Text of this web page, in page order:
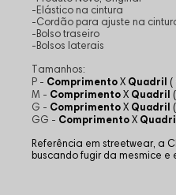
-Elástico na cintura
-Cordão para ajuste na
-Bolso traseiro
-Bolsos laterais
Tamanhos:
P - Comprimento X Quadril (
M - Comprimento X Quadril (
G - Comprimento X Quadril (
GG - Comprimento X
Referência em streetwear, a
buscando fugir da mesmice